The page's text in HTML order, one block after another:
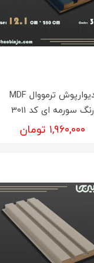
دیوارپوش ترمووال MDF
رنگ سورمه ای کد 3011
۱,۹۶۰,۰۰۰ تومان